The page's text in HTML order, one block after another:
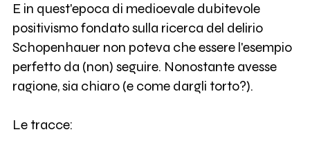
E in quest'epoca di medioevale dubitevole
positivismo fondato sulla ricerca del delirio
Schopenhauer non poteva che essere l'esempio
perfetto da (non) seguire. Nonostante avesse
ragione, sia chiaro (e come dargli torto?).
Le tracce: